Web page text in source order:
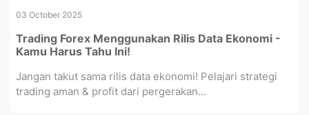
03 October 2025
Trading Forex Menggunakan Rilis Data Ekonomi -
Kamu Harus Tahu Ini!
Jangan takut sama rilis data ekonomi! Pelajari strategi
trading aman & profit dari pergerakan...